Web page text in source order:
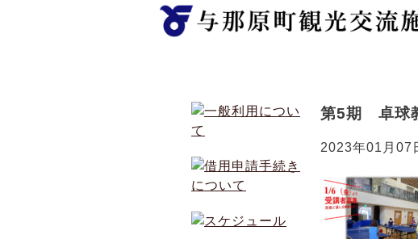
第5期 卓球
2023年01月07